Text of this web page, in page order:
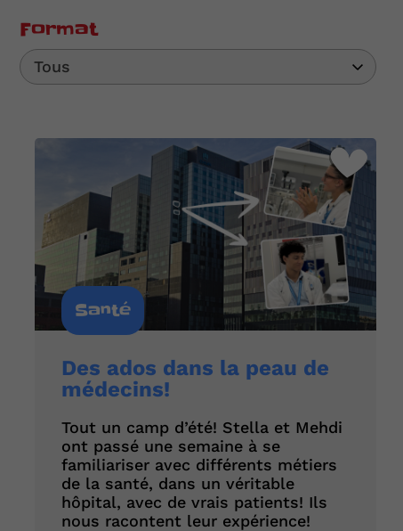
Format
Tous
Santé
Des ados dans la peau de
médecins!
Tout un camp d’été! Stella et Mehdi
ont passé une semaine à se
familiariser avec différents métiers
de la santé, dans un véritable
hôpital, avec de vrais patients! Ils
nous racontent leur expérience!